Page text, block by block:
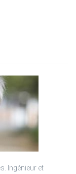
Ingénieur et